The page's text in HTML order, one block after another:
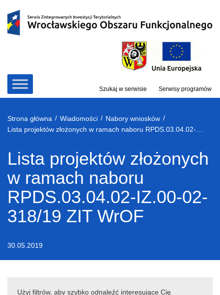
treści
Szukaj w serwisie Serwisy programów
Strona główna / Wiadomości / Nabory wniosków /
Lista projektów złożonych
w ramach naboru
RPDS.03.04.02-IZ.00-02-
318/19 ZIT WrOF
30.05.2019
Użyj filtrów, aby szybko odnaleźć interesujące Cię